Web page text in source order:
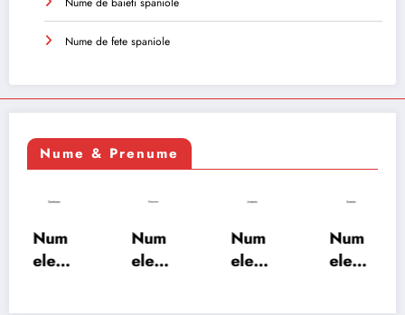
Nume de fete spaniole
Nume & Prenume
Num
ele
Num
ele
Num
ele
Num
ele